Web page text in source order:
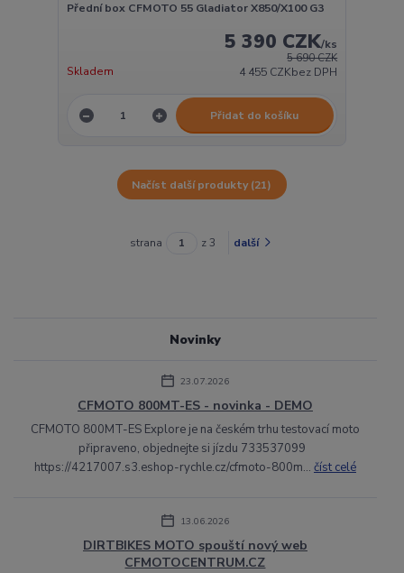
Přední box CFMOTO 55 Gladiator X850/X100 G3
5 690 CZK
5 390 CZK/ks
4 455 CZKbez DPH
Skladem
Přidat do košíku
Načíst další produkty (21)
strana z 3 další
Novinky
23.07.2026
CFMOTO 800MT-ES - novinka - DEMO
CFMOTO 800MT-ES Explore je na českém trhu testovací moto
připraveno, objednejte si jízdu 733537099
https://4217007.s3.eshop-rychle.cz/cfmoto-800m... číst celé
13.06.2026
DIRTBIKES MOTO spouští nový web
CFMOTOCENTRUM.CZ